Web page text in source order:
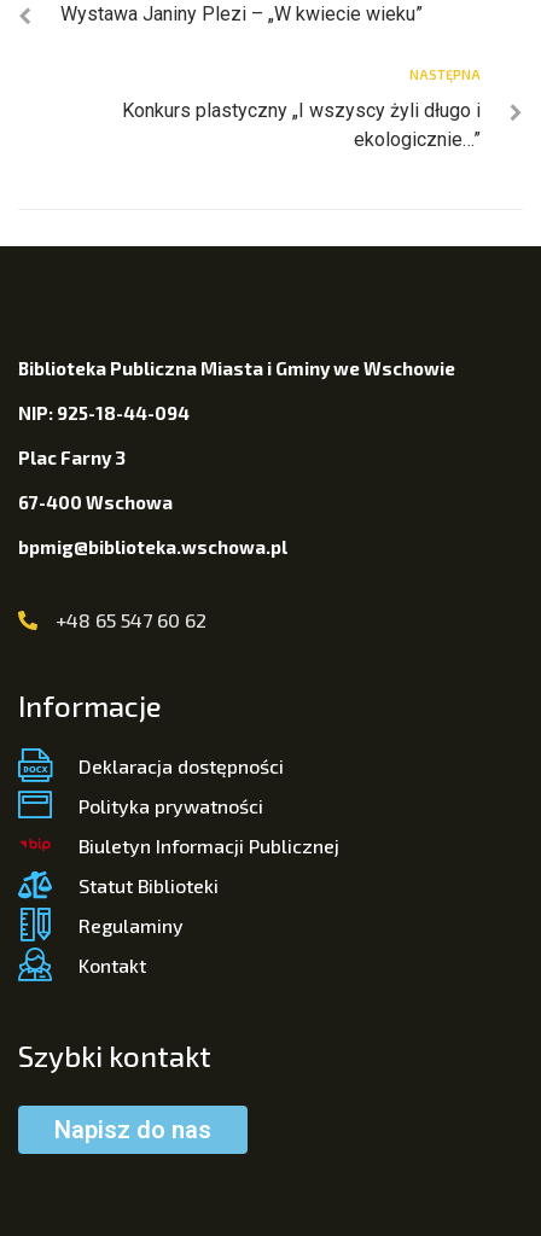
Wystawa Janiny Plezi – „W kwiecie wieku”
NASTĘPNA
Konkurs plastyczny „I wszyscy żyli długo i
ekologicznie…”
Biblioteka Publiczna Miasta i Gminy we Wschowie
NIP: 925-18-44-094
Plac Farny 3
67-400 Wschowa
bpmig@biblioteka.wschowa.pl
+48 65 547 60 62
Informacje
Deklaracja dostępności
Polityka prywatności
Biuletyn Informacji Publicznej
Statut Biblioteki
Regulaminy
Kontakt
Szybki kontakt
Napisz do nas